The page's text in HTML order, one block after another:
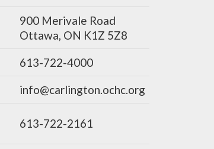
900 Merivale Road
Ottawa, ON K1Z 5Z8
613-722-4000
info@carlington.ochc.org
613-722-2161